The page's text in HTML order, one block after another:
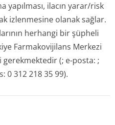
yapılması, ilacın yarar/risk
izlenmesine olanak sağlar.
herhangi bir şüpheli
Farmakovijilans Merkezi
gerekmektedir (; e-posta: ;
0 312 218 35 99).